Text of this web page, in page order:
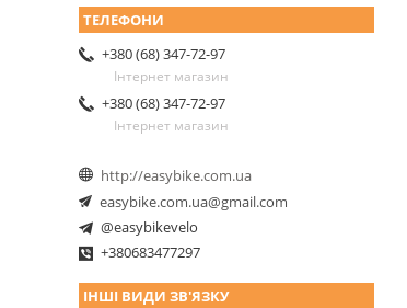
+380 (68) 347-72-97
Інтернет магазин
+380 (68) 347-72-97
Інтернет магазин
http://easybike.com.ua
easybike.com.ua@gmail.com
@easybikevelo
+380683477297
ІНШІ ВИДИ ЗВ'ЯЗКУ